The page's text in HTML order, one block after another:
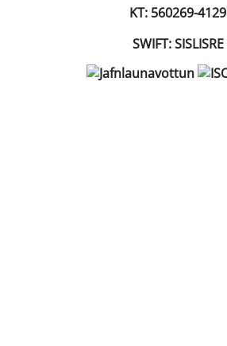
KT: 560269-4129
SWIFT: SISLISRE